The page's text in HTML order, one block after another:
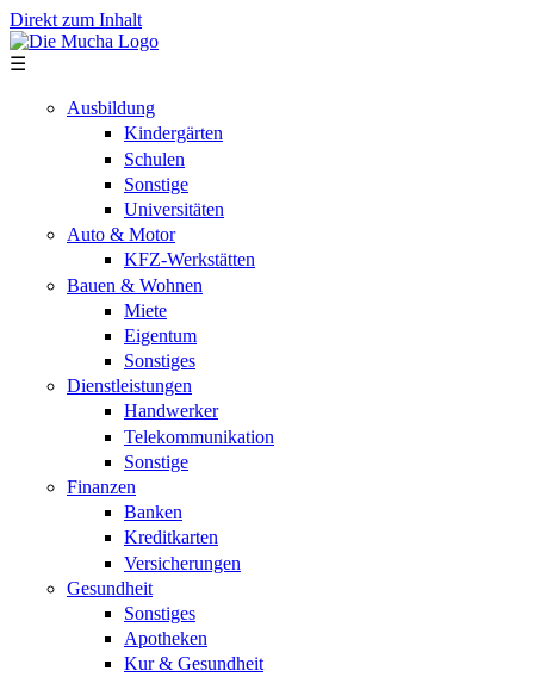
Direkt zum Inhalt
☰
Ausbildung
Kindergärten
Schulen
Sonstige
Universitäten
Auto & Motor
KFZ-Werkstätten
Bauen & Wohnen
Miete
Eigentum
Sonstiges
Dienstleistungen
Handwerker
Telekommunikation
Sonstige
Finanzen
Banken
Kreditkarten
Versicherungen
Gesundheit
Sonstiges
Apotheken
Kur & Gesundheit